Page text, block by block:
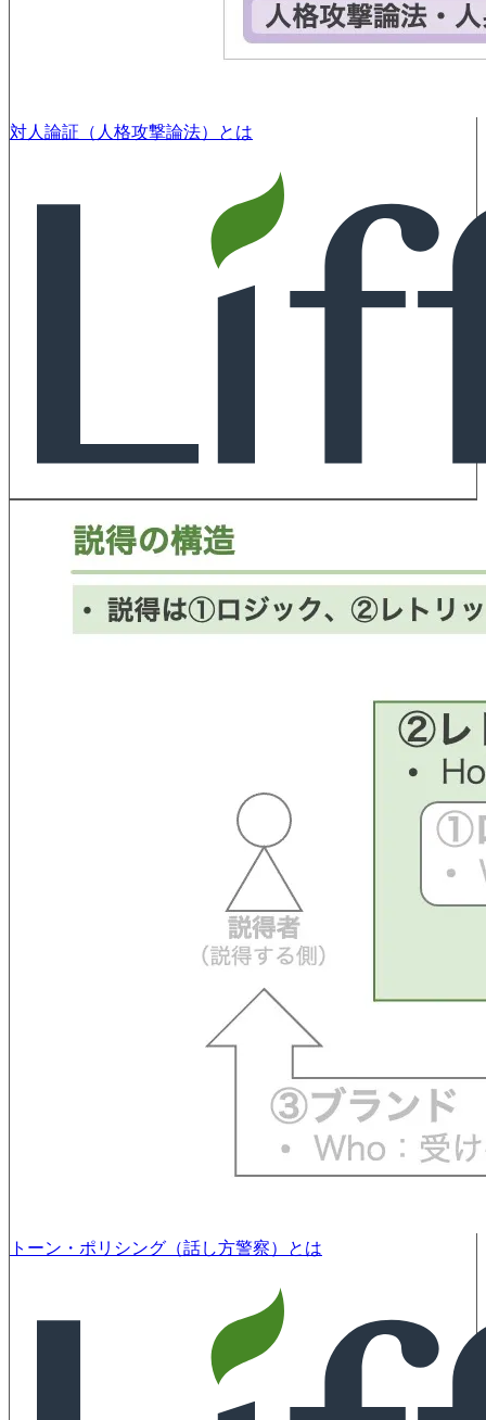
対人論証（人格攻撃論法）とは
トーン・ポリシング（話し方警察）とは